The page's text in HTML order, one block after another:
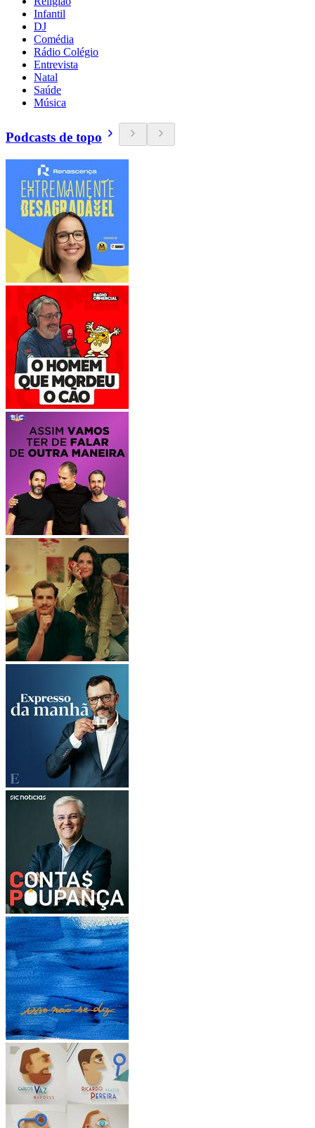
Infantil
DJ
Comédia
Rádio Colégio
Entrevista
Natal
Saúde
Música
Podcasts de topo